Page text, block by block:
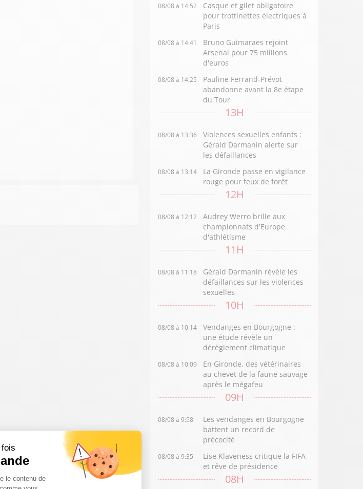
08/08 à 14:52
Casque et gilet obligatoire
pour trottinettes électriques à
Paris
08/08 à 14:41
Bruno Guimaraes rejoint
Arsenal pour 75 millions
d'euros
08/08 à 14:25
Pauline Ferrand-Prévot
abandonne avant la 8e étape
du Tour
13H
08/08 à 13:36
Violences sexuelles enfants :
Gérald Darmanin alerte sur
les défaillances
08/08 à 13:14
La Gironde passe en vigilance
rouge pour feux de forêt
12H
08/08 à 12:12
Audrey Werro brille aux
championnats d'Europe
d'athlétisme
11H
08/08 à 11:18
Gérald Darmanin révèle les
défaillances sur les violences
sexuelles
10H
08/08 à 10:14
Vendanges en Bourgogne :
une étude révèle un
dérèglement climatique
08/08 à 10:09
En Gironde, des vétérinaires
au chevet de la faune sauvage
après le mégafeu
09H
08/08 à 9:58
Les vendanges en Bourgogne
battent un record de
précocité
08/08 à 9:35
Lise Klaveness critique la FIFA
et rêve de présidence
08H